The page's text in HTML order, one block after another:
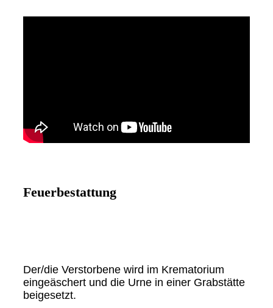
Feuerbestattung
Der/die Verstorbene wird im Krematorium
eingeäschert und die Urne in einer Grabstätte
beigesetzt.